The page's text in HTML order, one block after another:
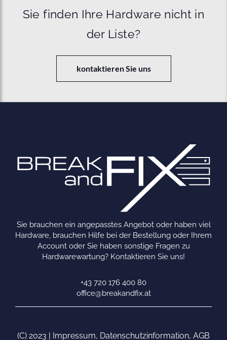
Sie finden Ihre Hardware nicht in
der Liste?
kontaktieren Sie uns
Sie brauchen ein angepasstes Angebot oder haben viel
Hardware, brauchen Hilfe bei der Bestellung oder Ihrem
Account oder Sie haben sonstige Fragen zu
Hardwarewartung? Kontaktieren Sie uns!
+43 720 176 400 80
office@breakandfix.at
(C) 2023 | Impressum, Datenschutzinformation, AGB